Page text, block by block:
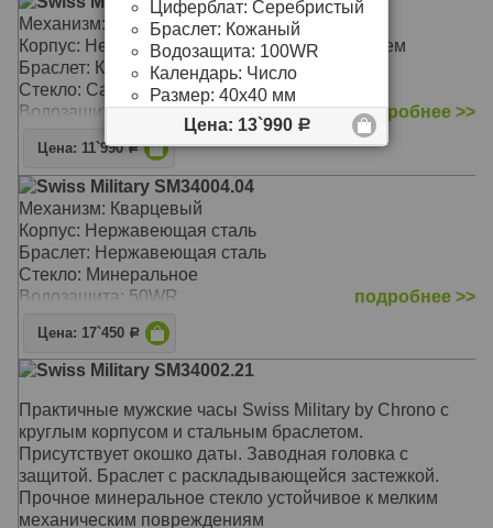
Механизм: Кварцевый
Корпус: Нержавеющая сталь с PVD покрытием
Браслет: Кожаный
Стекло: Сапфировое
Водозащита: 100WR
подробнее >>
Цена: 11`990Р
Swiss Military SM34004.04
Механизм: Кварцевый
Корпус: Нержавеющая сталь
Браслет: Нержавеющая сталь
Стекло: Минеральное
Водозащита: 50WR
подробнее >>
Цена: 17`450 Р
Swiss Military SM34002.21
Практичные мужские часы Swiss Military by Chrono с
круглым корпусом и стальным браслетом.
Присутствует окошко даты. Заводная головка с
защитой. Браслет с раскладывающейся застежкой.
Прочное минеральное стекло устойчивое к мелким
механическим повреждениям
Циферблат: Серебристый
Браслет: Кожаный
Водозащита: 100WR
Календарь: Число
Размер: 40х40 мм
Цена: 13`990 Р